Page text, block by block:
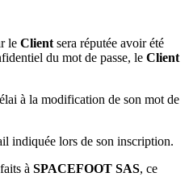
le Client sera réputée avoir été
du mot de passe, le Client
à la modification de son mot de
indiquée lors de son inscription.
à SPACEFOOT SAS, ce